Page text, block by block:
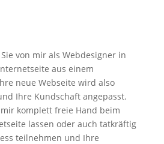
von mir als Webdesigner in
aus einem
neue Webseite wird also
Ihre Kundschaft angepasst.
komplett freie Hand beim
lassen oder auch tatkräftig
teilnehmen und Ihre